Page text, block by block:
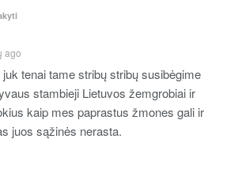
ago
juk tenai tame stribų stribų susibėgime
stambieji Lietuvos žemgrobiai ir
kaip mes paprastus žmones gali ir
juos sąžinės nerasta.